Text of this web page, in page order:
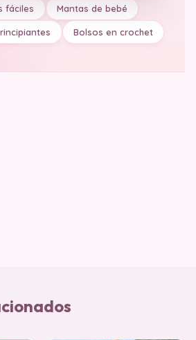
fáciles Mantas de bebé
Bolsos en crochet